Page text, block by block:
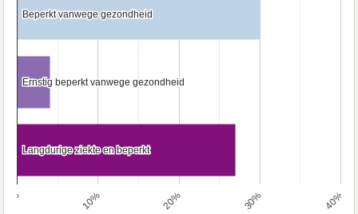
0% 10% 20% 30% 40%
Beperkt vanwege gezondheid
Beperkt vanwege gezondheid
Ernstig beperkt vanwege gezondheid
Ernstig beperkt vanwege gezondheid
Langdurige ziekte en beperkt
Langdurige ziekte en beperkt